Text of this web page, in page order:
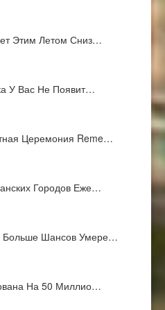
Этим Летом Сниз…
У Вас Не Появит…
Церемония Reme…
Городов Еже…
Шансов Умере…
На 50 Миллио…